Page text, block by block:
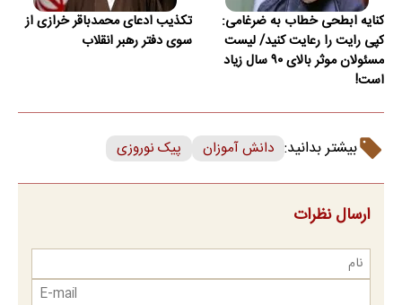
کنایه ابطحی خطاب به ضرغامی:
کپی رایت را رعایت کنید/ ‌لیست
مسئولان موثر بالای ۹۰ سال زیاد
است!
تکذیب ادعای محمدباقر خرازی از
سوی دفتر رهبر انقلاب
بیشتر بدانید: دانش آموزان پیک نوروزی
ارسال نظرات